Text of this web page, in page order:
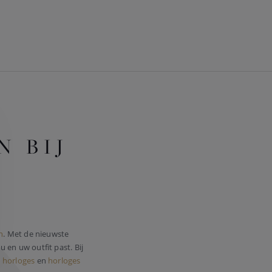
BIJ
. Met de nieuwste
en uw outfit past. Bij
horloges en horloges